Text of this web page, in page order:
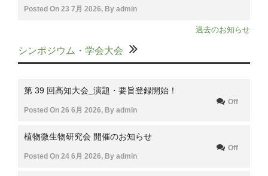
Posted On 23 7月 2026, By admin
過去のお知らせ
シンポジウム・学会大会
第 39 回高知大会_演題・要旨登録開始！
Posted On 26 6月 2026, By admin
Off
植物微生物研究会 開催のお知らせ
Posted On 24 6月 2026, By admin
Off